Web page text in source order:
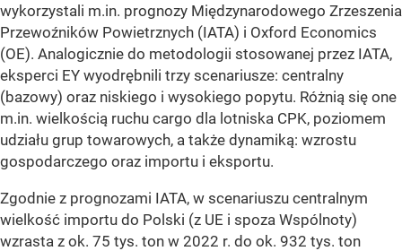
wykorzystali m.in. prognozy Międzynarodowego Zrzeszenia
Przewoźników Powietrznych (IATA) i Oxford Economics
(OE). Analogicznie do metodologii stosowanej przez IATA,
eksperci EY wyodrębnili trzy scenariusze: centralny
(bazowy) oraz niskiego i wysokiego popytu. Różnią się one
m.in. wielkością ruchu cargo dla lotniska CPK, poziomem
udziału grup towarowych, a także dynamiką: wzrostu
gospodarczego oraz importu i eksportu.
Zgodnie z prognozami IATA, w scenariuszu centralnym
wielkość importu do Polski (z UE i spoza Wspólnoty)
wzrasta z ok. 75 tys. ton w 2022 r. do ok. 932 tys. ton